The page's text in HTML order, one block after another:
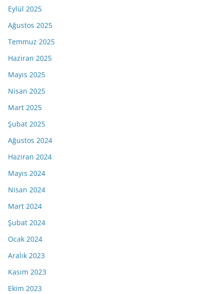
Eylül 2025
Ağustos 2025
Temmuz 2025
Haziran 2025
Mayıs 2025
Nisan 2025
Mart 2025
Şubat 2025
Ağustos 2024
Haziran 2024
Mayıs 2024
Nisan 2024
Mart 2024
Şubat 2024
Ocak 2024
Aralık 2023
Kasım 2023
Ekim 2023